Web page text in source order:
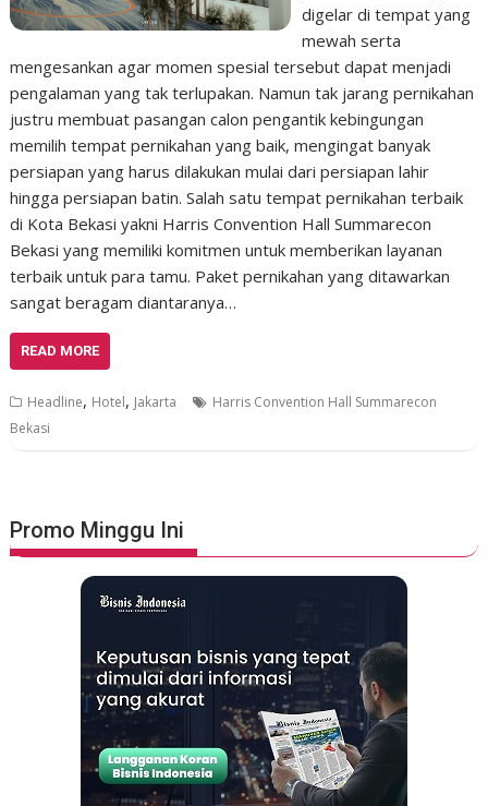
digelar di tempat yang
mewah serta
mengesankan agar momen spesial tersebut dapat menjadi
pengalaman yang tak terlupakan. Namun tak jarang pernikahan
justru membuat pasangan calon pengantik kebingungan
memilih tempat pernikahan yang baik, mengingat banyak
persiapan yang harus dilakukan mulai dari persiapan lahir
hingga persiapan batin. Salah satu tempat pernikahan terbaik
di Kota Bekasi yakni Harris Convention Hall Summarecon
Bekasi yang memiliki komitmen untuk memberikan layanan
terbaik untuk para tamu. Paket pernikahan yang ditawarkan
sangat beragam diantaranya…
READ MORE
Headline, Hotel, Jakarta
Harris Convention Hall Summarecon
Bekasi
Promo Minggu Ini